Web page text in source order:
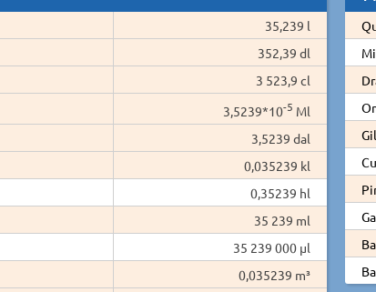
35,239 l
352,39 dl
3 523,9 cl
3,5239*10-5 Ml
3,5239 dal
0,035239 kl
0,35239 hl
35 239 ml
35 239 000 µl
0,035239 m³